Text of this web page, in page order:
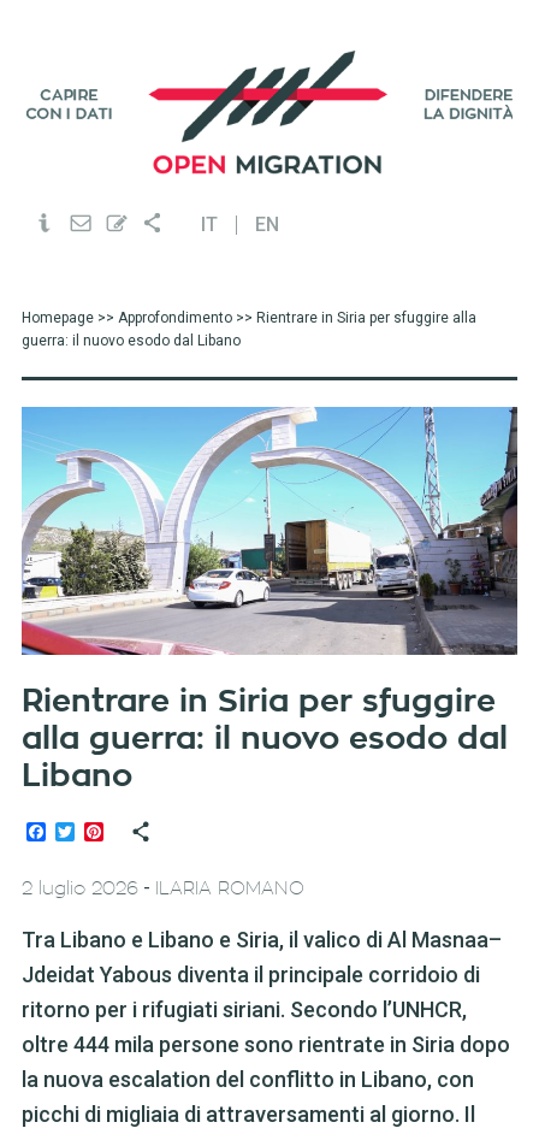
IT EN
Homepage>> Approfondimento>> Rientrare in Siria per sfuggire alla
guerra: il nuovo esodo dal Libano
Rientrare in Siria per sfuggire
alla guerra: il nuovo esodo dal
Libano
Facebook
TwitterPinterest
2 luglio 2026- ILARIA ROMANO
Tra Libano e Libano e Siria, il valico di Al Masnaa–
Jdeidat Yabous diventa il principale corridoio di
ritorno per i rifugiati siriani. Secondo l’UNHCR,
oltre 444 mila persone sono rientrate in Siria dopo
la nuova escalation del conflitto in Libano, con
picchi di migliaia di attraversamenti al giorno. Il